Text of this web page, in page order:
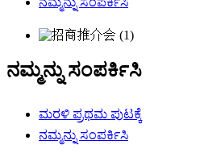
ನಮ್ಮನ್ನು ಸಂಪರ್ಕಿಸಿ
ಮರಳಿ ಪ್ರಥಮ ಪುಟಕ್ಕೆ
ನಮ್ಮನ್ನು ಸಂಪರ್ಕಿಸಿ